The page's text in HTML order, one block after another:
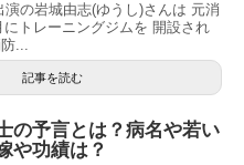
演の岩城由志(ゆうし)さんは 元消
にトレーニングジムを 開設され
...
記事を読む
の予言とは？病名や若い
や功績は？